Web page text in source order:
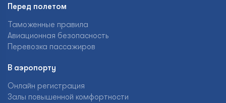
Перед полетом
Таможенные правила
Авиационная безопасность
Перевозка пассажиров
В аэропорту
Онлайн регистрация
Залы повышенной комфортности